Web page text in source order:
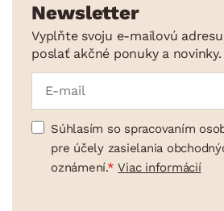
Newsletter
Vyplňte svoju e-mailovú
poslať akčné ponuky a novinky.
Súhlasím so spracovaním
pre účely zasielania
oznámení.
Viac informácií